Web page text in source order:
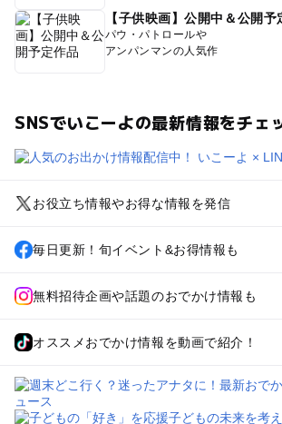
【子供映画】公開中＆公開予
パウ・パトロールや
アンパンマンの人気作
SNSでいこーよの最新情報をチェ
お役立ち情報やお得な情報を発信
毎日更新！旬イベント&お得情報も
無料招待企画や話題のおでかけ情報も
オススメおでかけ情報を動画で紹介！